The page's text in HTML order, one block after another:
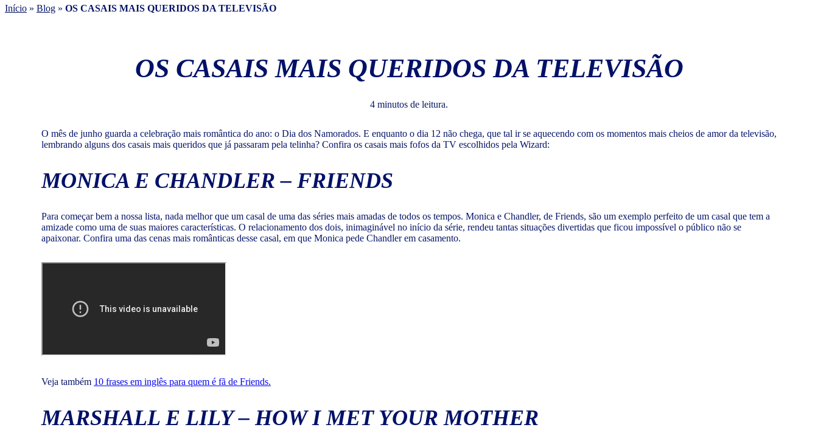
Início » Blog » OS CASAIS MAIS QUERIDOS DA TELEVISÃO
OS CASAIS MAIS QUERIDOS DA TELEVISÃO
4 minutos de leitura.
O mês de junho guarda a celebração mais romântica do ano: o Dia dos Namorados. E enquanto o dia 12 não chega, que tal ir se aquecendo com os momentos mais cheios de amor da televisão,
lembrando alguns dos casais mais queridos que já passaram pela telinha? Confira os casais mais fofos da TV escolhidos pela Wizard:
MONICA E CHANDLER – FRIENDS
Para começar bem a nossa lista, nada melhor que um casal de uma das séries mais amadas de todos os tempos. Monica e Chandler, de Friends, são um exemplo perfeito de um casal que tem a
amizade como uma de suas maiores características. O relacionamento dos dois, inimaginável no início da série, rendeu tantas situações divertidas que ficou impossível o público não se
apaixonar. Confira uma das cenas mais românticas desse casal, em que Monica pede Chandler em casamento.
Veja também 10 frases em inglês para quem é fã de Friends.
MARSHALL E LILY – HOW I MET YOUR MOTHER